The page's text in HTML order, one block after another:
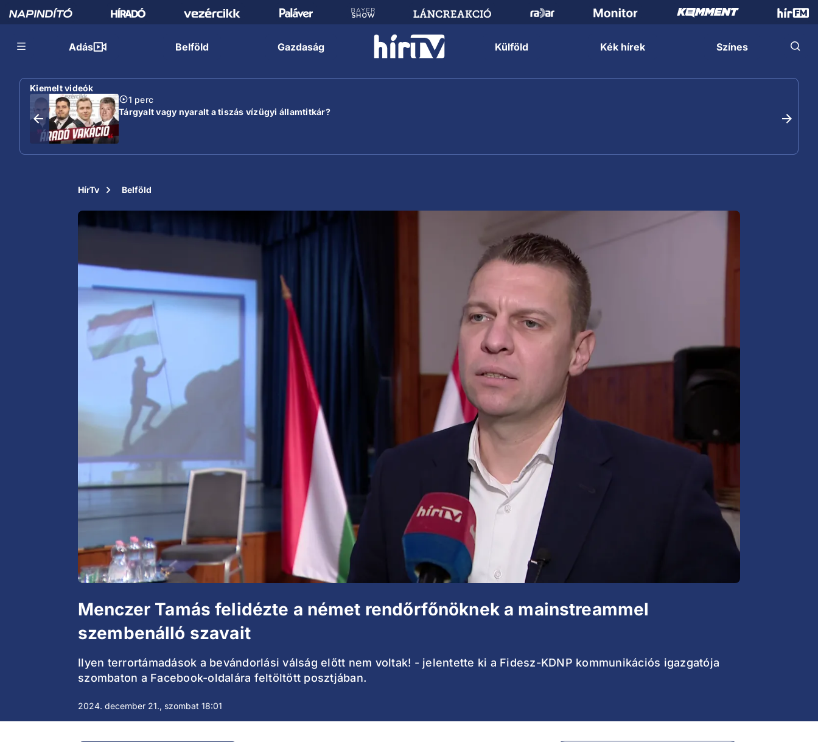
Adás Belföld Gazdaság Külföld Kék hírek Színes
Kiemelt videók
1 perc
Tárgyalt vagy nyaralt a tiszás vízügyi államtitkár?
HírTv Belföld
Menczer Tamás felidézte a német rendőrfőnöknek a mainstreammel
szembenálló szavait
Ilyen terrortámadások a bevándorlási válság előtt nem voltak! - jelentette ki a Fidesz-KDNP kommunikációs igazgatója
szombaton a Facebook-oldalára feltöltött posztjában.
2024. december 21., szombat 18:01